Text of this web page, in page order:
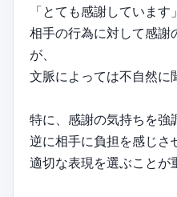
「とても感謝しています
相手の行為に対して感謝
が、
文脈によっては不自然に
特に、感謝の気持ちを強
逆に相手に負担を感じさ
適切な表現を選ぶことが